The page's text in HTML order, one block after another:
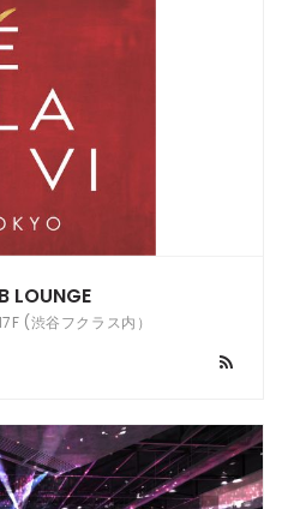
LOUNGE
(渋谷フクラス内）